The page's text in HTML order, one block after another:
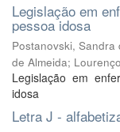
Legislação em
pessoa idosa
Postanovski, Sandra
de Almeida;
Legislação em
idosa
Letra J -